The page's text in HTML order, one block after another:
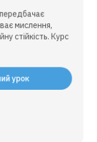
мислення,
стійкість. Курс
урок